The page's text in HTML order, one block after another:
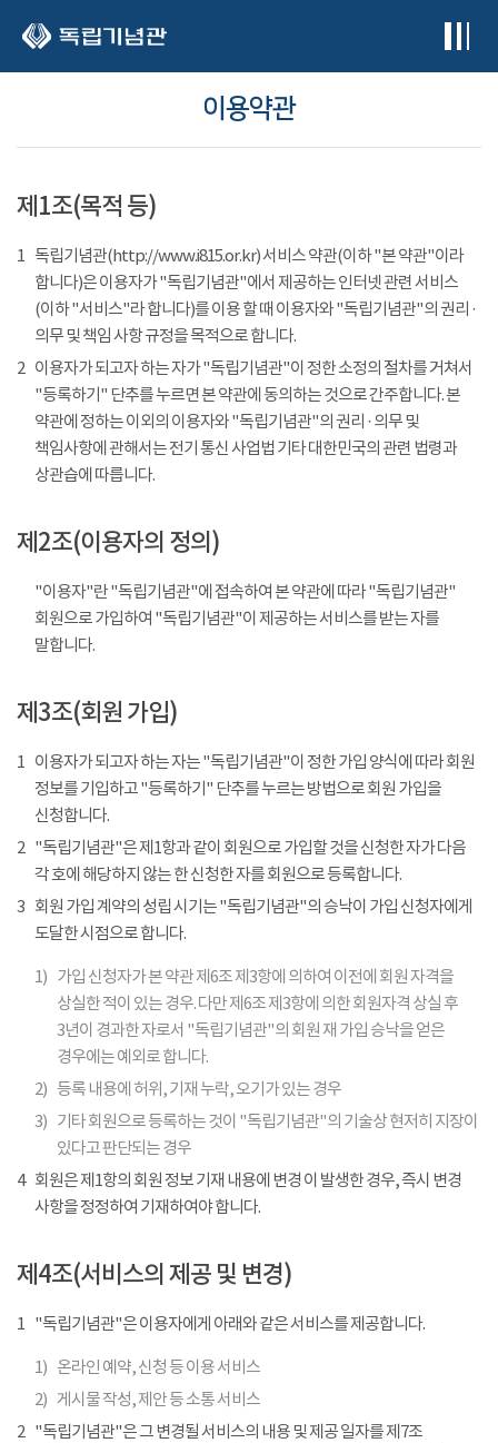
이용약관
제1조(목적 등)
1 독립기념관(http://www.i815.or.kr) 서비스 약관(이하 "본 약관"이라
합니다)은 이용자가 "독립기념관"에서 제공하는 인터넷 관련 서비스
(이하 "서비스"라 합니다)를 이용 할 때 이용자와 "독립기념관"의 권리 ·
의무 및 책임 사항 규정을 목적으로 합니다.
2 이용자가 되고자 하는 자가 "독립기념관"이 정한 소정의 절차를 거쳐서
"등록하기" 단추를 누르면 본 약관에 동의하는 것으로 간주합니다. 본
약관에 정하는 이외의 이용자와 "독립기념관"의 권리 · 의무 및
책임사항에 관해서는 전기 통신 사업법 기타 대한민국의 관련 법령과
상관습에 따릅니다.
제2조(이용자의 정의)
"이용자"란 "독립기념관"에 접속하여 본 약관에 따라 "독립기념관"
회원으로 가입하여 "독립기념관"이 제공하는 서비스를 받는 자를
말합니다.
제3조(회원 가입)
1 이용자가 되고자 하는 자는 "독립기념관"이 정한 가입 양식에 따라 회원
정보를 기입하고 "등록하기" 단추를 누르는 방법으로 회원 가입을
신청합니다.
2 "독립기념관"은 제1항과 같이 회원으로 가입할 것을 신청한 자가 다음
각 호에 해당하지 않는 한 신청한 자를 회원으로 등록합니다.
3 회원 가입 계약의 성립 시기는 "독립기념관"의 승낙이 가입 신청자에게
도달한 시점으로 합니다.
1) 가입 신청자가 본 약관 제6조 제3항에 의하여 이전에 회원 자격을
상실한 적이 있는 경우. 다만 제6조 제3항에 의한 회원자격 상실 후
3년이 경과한 자로서 "독립기념관"의 회원 재 가입 승낙을 얻은
경우에는 예외로 합니다.
2) 등록 내용에 허위, 기재 누락, 오기가 있는 경우
3) 기타 회원으로 등록하는 것이 "독립기념관"의 기술상 현저히 지장이
있다고 판단되는 경우
4
회원은 제1항의 회원 정보 기재 내용에 변경 이 발생한 경우, 즉시 변경
사항을 정정하여 기재하여야 합니다.
제4조(서비스의 제공 및 변경)
1 "독립기념관"은 이용자에게 아래와 같은 서비스를 제공합니다.
1) 온라인 예약, 신청 등 이용 서비스
2) 게시물 작성, 제안 등 소통 서비스
2 "독립기념관"은 그 변경될 서비스의 내용 및 제공 일자를 제7조